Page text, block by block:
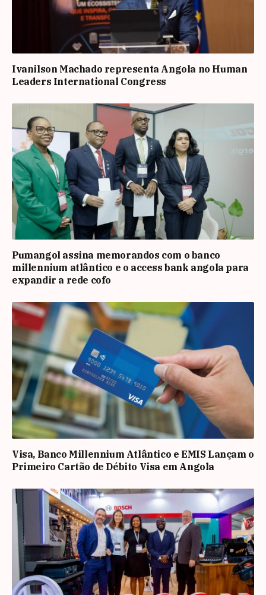
Ivanilson Machado representa Angola no Human
Leaders International Congress
Pumangol assina memorandos com o banco
millennium atlântico e o access bank angola para
expandir a rede cofo
Visa, Banco Millennium Atlântico e EMIS Lançam o
Primeiro Cartão de Débito Visa em Angola